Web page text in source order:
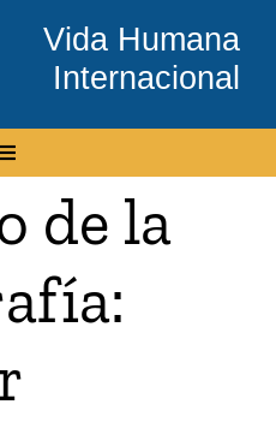
Vida Humana
Internacional
Toggle
de la